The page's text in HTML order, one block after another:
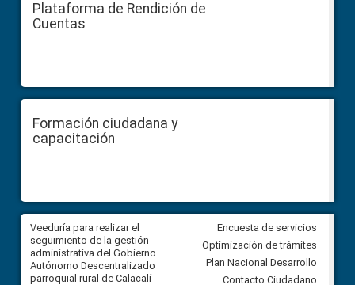
Plataforma de Rendición de
Cuentas
Formación ciudadana y
capacitación
Veeduría para realizar el
seguimiento de la gestión
administrativa del Gobierno
Autónomo Descentralizado
parroquial rural de Calacalí
Veeduría para vigilar los
derivados de la Audiencia
comunidad Urbina, parroquia
Carolina
Encuesta de servicios
Optimización de trámites
Plan Nacional Desarrollo
Contacto Ciudadano